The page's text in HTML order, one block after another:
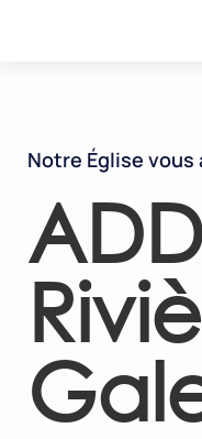
Notre Église vous